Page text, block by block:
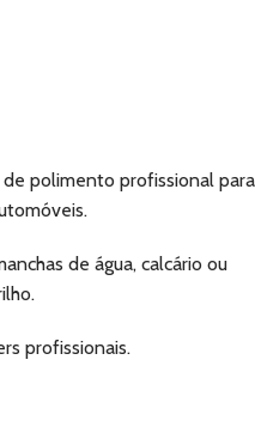
polimento profissional para
de água, calcário ou
profissionais.